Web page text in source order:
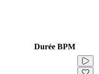
Durée BPM